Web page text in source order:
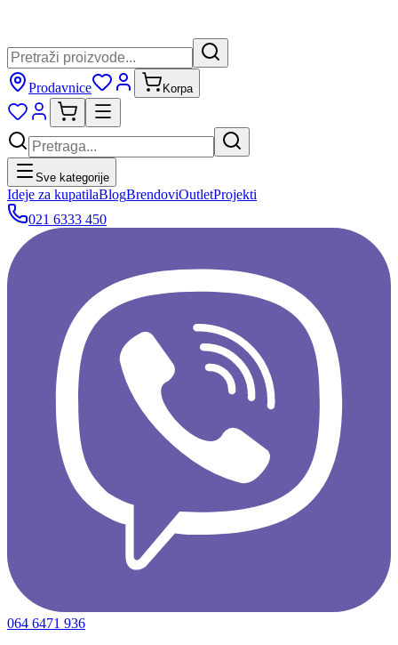
Prodavnice Korpa
Sve kategorije
Ideje za kupatilaBlogBrendoviOutletProjekti
021 6333 450
064 6471 936